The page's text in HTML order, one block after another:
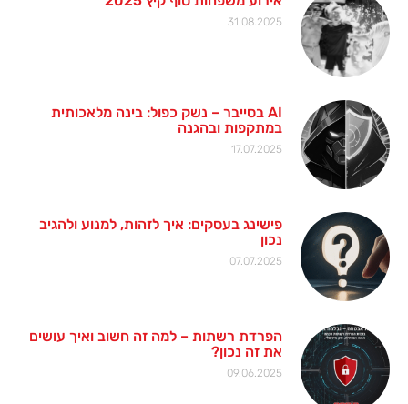
31.08.2025
AI בסייבר – נשק כפול: בינה מלאכותית
במתקפות ובהגנה
17.07.2025
פישינג בעסקים: איך לזהות, למנוע ולהגיב
נכון
07.07.2025
הפרדת רשתות – למה זה חשוב ואיך עושים
את זה נכון?
09.06.2025